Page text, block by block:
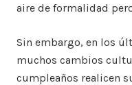
aire de formalidad
Sin embargo, en los
muchos cambios
cumpleaños realicen